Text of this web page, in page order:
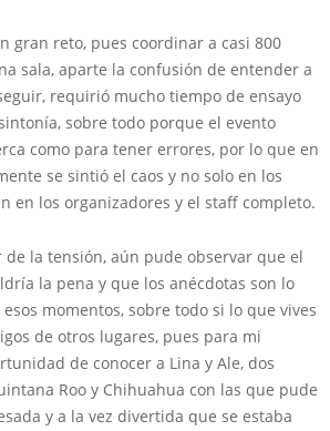
gran reto, pues coordinar a casi 800
sala, aparte la confusión de entender a
requirió mucho tiempo de ensayo
sobre todo porque el evento
como para tener errores, por lo que en
se sintió el caos y no solo en los
en los organizadores y el staff completo.
de la tensión, aún pude observar que el
la pena y que los anécdotas son lo
momentos, sobre todo si lo que vives
de otros lugares, pues para mi
de conocer a Lina y Ale, dos
Roo y Chihuahua con las que pude
y a la vez divertida que se estaba